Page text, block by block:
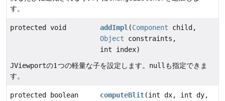
す。
protected void addImpl (Component child,
Object constraints,
int index)
JViewportの1つの軽量な子を設定します。 null も指定できま
す。
protected boolean computeBlit(int dx, int dy,